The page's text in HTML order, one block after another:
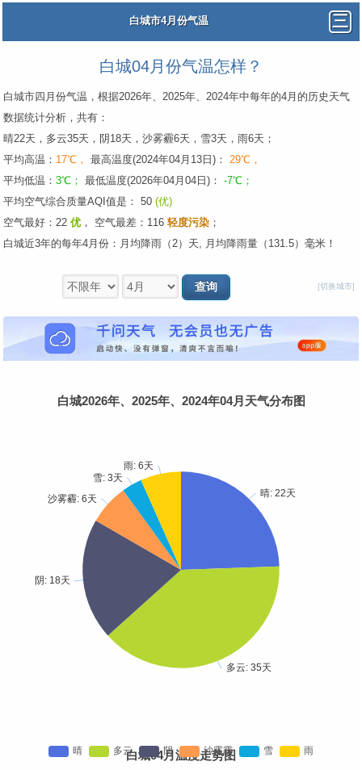
白城市4月份气温
白城04月份气温怎样？
白城市四月份气温，根据2026年、2025年、2024年中每年的4月的历史天气
数据统计分析，共有：
晴22天，多云35天，阴18天，沙雾霾6天，雪3天，雨6天；
平均高温： 17℃， 最高温度(2024年04月13日)： 29℃，
平均低温： 3℃； 最低温度(2026年04月04日)： -7℃；
平均空气综合质量AQI值是： 50 (优)
空气最好：22 优 ， 空气最差：116 轻度污染 ；
白城近3年的每年4月份：月均降雨（2）天, 月均降雨量（131.5）毫米！
[切换城市]
白城2026年、2025年、2024年04月天气分布图
白城04月温度走势图